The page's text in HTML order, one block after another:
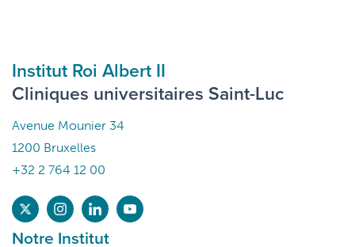
Institut Roi Albert II
Cliniques universitaires Saint-Luc
Avenue Mounier 34
1200 Bruxelles
+32 2 764 12 00
Notre Institut